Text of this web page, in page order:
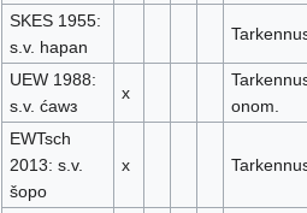
SKES 1955:
s.v. hapan
UEW 1988:
s.v. ćawᴈ
x
onom.
EWTsch
2013: s.v.
šopo
x